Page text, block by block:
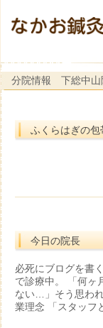
分院情報 下総中山
ふくらはぎの包
今日の院長
必死にブログを書
で診療中。 「何ヶ
ない…」そう思わ
業理念 「スタッフ